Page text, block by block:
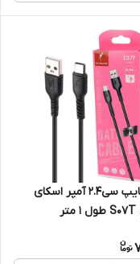
کابل تایپ سی2.4 آمپر اسکای